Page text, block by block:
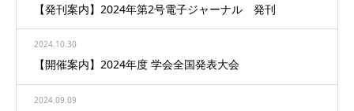
【発刊案内】2024年第2号電子ジャーナル 発刊
2024.10.30
【開催案内】2024年度 学会全国発表大会
2024.09.09